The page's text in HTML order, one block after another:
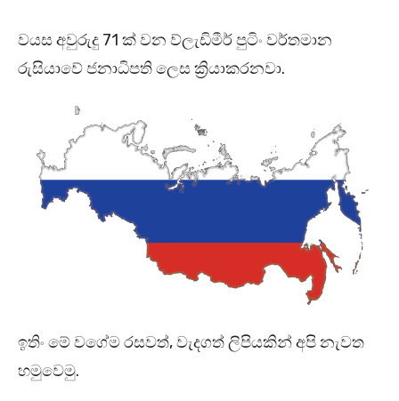
වයස අවුරුදු 71 ක් වන ව්ලැඩිමීර් පුටිං වර්තමාන
රුසියාවේ ජනාධිපති ලෙස ක්‍රියාකරනවා.
ඉතිං මේ වගේම රසවත්, වැදගත් ලිපියකින් අපි නැවත
හමුවෙමු.